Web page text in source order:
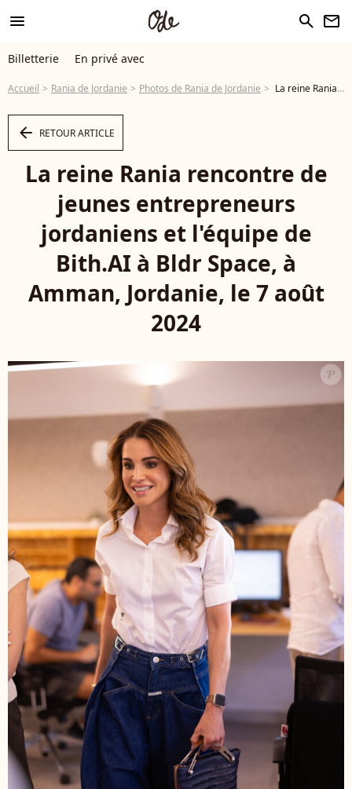
menu search newsletter
Billetterie En privé avec
Accueil Rania de Jordanie Photos de Rania de Jordanie La reine Rania rencontre de jeunes entrepreneurs jordaniens et l'équipe de Bith.AI à Bldr Space, à Amman, Jordanie, le 7 août 2024 - Photo
arrow_left RETOUR ARTICLE
La reine Rania rencontre de
jeunes entrepreneurs
jordaniens et l'équipe de
Bith.AI à Bldr Space, à
Amman, Jordanie, le 7 août
2024